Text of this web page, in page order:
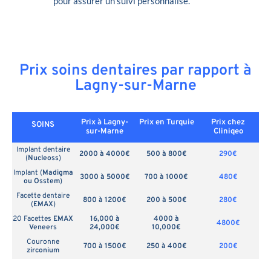
Prix soins dentaires par rapport à
Lagny-sur-Marne
SOINS
Prix à Lagny-
sur-Marne
Prix en Turquie
Prix chez
Cliniqeo
Implant dentaire
(Nucleoss) 2000 à 4000€ 500 à 800€
290€
Implant (Madigma
ou Osstem) 3000 à 5000€ 700 à 1000€
480€
Facette dentaire
(EMAX) 800 à 1200€ 200 à 500€
280€
20 Facettes EMAX
Veneers
16,000 à
24,000€
4000 à
10,000€
4800€
Couronne
zirconium
700 à 1500€ 250 à 400€
200€